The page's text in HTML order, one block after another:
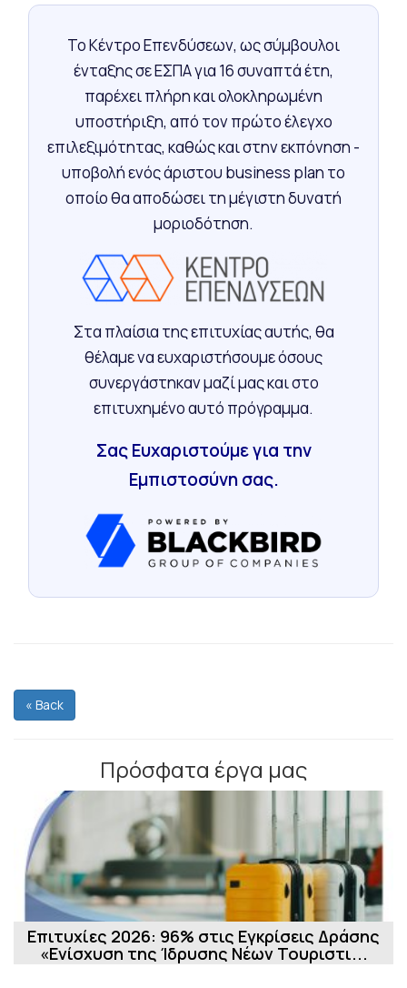
Το Κέντρο Επενδύσεων, ως σύμβουλοι
ένταξης σε ΕΣΠΑ για 16 συναπτά έτη,
παρέχει πλήρη και ολοκληρωμένη
υποστήριξη, από τον πρώτο έλεγχο
επιλεξιμότητας, καθώς και στην εκπόνηση -
υποβολή ενός άριστου business plan το
οποίο θα αποδώσει τη μέγιστη δυνατή
μοριοδότηση.
Στα πλαίσια της επιτυχίας αυτής, θα
θέλαμε να ευχαριστήσουμε όσους
συνεργάστηκαν μαζί μας και στο
επιτυχημένο αυτό πρόγραμμα.
Σας Ευχαριστούμε για την
Εμπιστοσύνη σας.
« Back
Πρόσφατα έργα μας
Επιτυχίες 2026: 96% στις Εγκρίσεις Δράσης
«Ενίσχυση της Ίδρυσης Νέων Τουριστι...